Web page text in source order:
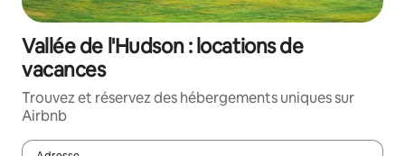
Vallée de l'Hudson : locations de
vacances
Trouvez et réservez des hébergements uniques sur
Airbnb